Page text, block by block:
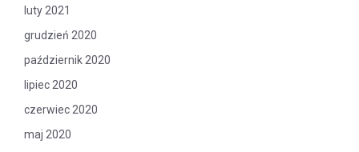
luty 2021
grudzień 2020
październik 2020
lipiec 2020
czerwiec 2020
maj 2020